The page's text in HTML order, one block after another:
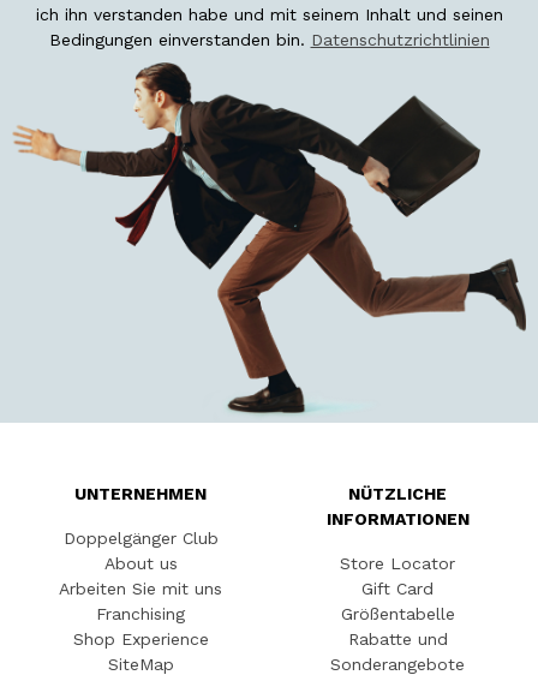
ich ihn verstanden habe und mit seinem Inhalt und seinen
Bedingungen einverstanden bin. Datenschutzrichtlinien
UNTERNEHMEN
Doppelgänger Club
About us
Arbeiten Sie mit uns
Franchising
Shop Experience
SiteMap
NÜTZLICHE
INFORMATIONEN
Store Locator
Gift Card
Größentabelle
Rabatte und
Sonderangebote